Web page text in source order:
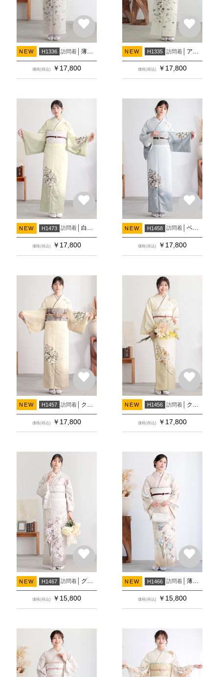
NEW H1336 訪問着
価格(税込) ￥ 17,800
NEW H1335 訪問着
価格(税込) ￥ 17,800
NEW H1473 訪問着 白緑ぼかし 花薬玉に梅
価格(税込) ￥ 17,800
NEW H1458 訪問着 ベビーブルーぼかし 花薬玉に梅
価格(税込) ￥ 17,800
NEW H1457 訪問着
価格(税込) ￥ 17,800
NEW H1456 訪問着
価格(税込) ￥ 17,800
NEW H1467 訪問着 グレージュ 洋花
価格(税込) ￥ 15,800
NEW H1466 訪問着 薄ベージュぼかし 洋花
価格(税込) ￥ 15,800